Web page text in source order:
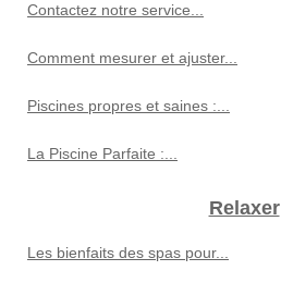
Contactez notre service...
Comment mesurer et ajuster...
Piscines propres et saines :...
La Piscine Parfaite :...
Relaxer
Les bienfaits des spas pour...